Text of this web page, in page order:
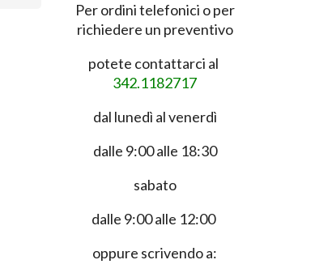
Per ordini telefonici o per
richiedere un preventivo
potete contattarci al
342.1182717
dal lunedì al venerdì
dalle 9:00 alle 18:30
sabato
dalle 9:00 alle 12:00
oppure scrivendo a: